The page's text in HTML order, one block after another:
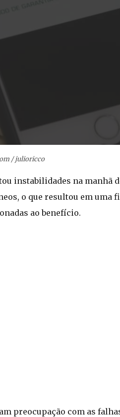
/ julioricco
instabilidades na manhã
o que resultou em uma
ao benefício.
preocupação com as